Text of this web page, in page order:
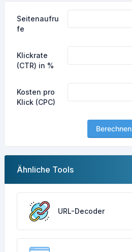
Seitenaufru
fe
Klickrate
(CTR) in %
Kosten pro
Klick (CPC)
Berechnen
Ähnliche Tools
URL-Decoder